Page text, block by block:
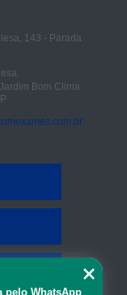
143 - Parada
Bom Clima
pelo WhatsApp